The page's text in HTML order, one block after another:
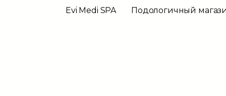
Evi Medi SPA Подологичный